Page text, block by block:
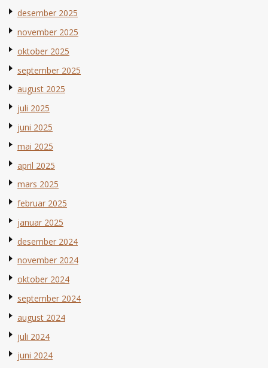
desember 2025
november 2025
oktober 2025
september 2025
august 2025
juli 2025
juni 2025
mai 2025
april 2025
mars 2025
februar 2025
januar 2025
desember 2024
november 2024
oktober 2024
september 2024
august 2024
juli 2024
juni 2024